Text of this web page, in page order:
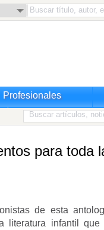
Profesionales
para toda
de esta
literatura infantil que